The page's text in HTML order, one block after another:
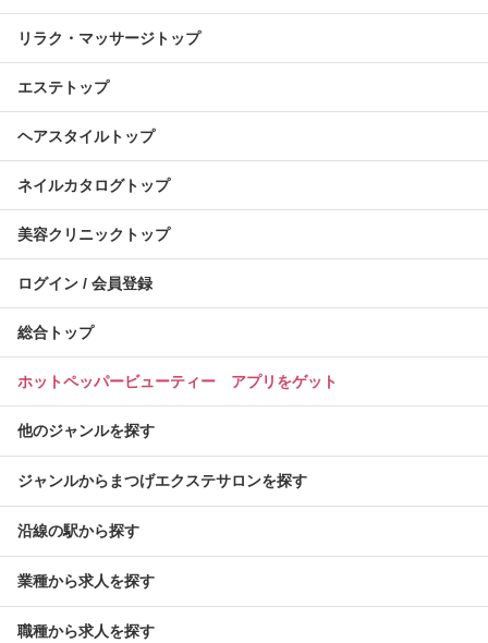
リラク・マッサージトップ
エステトップ
ヘアスタイルトップ
ネイルカタログトップ
美容クリニックトップ
ログイン / 会員登録
総合トップ
ホットペッパービューティー アプリをゲット
他のジャンルを探す
ジャンルからまつげエクステサロンを探す
沿線の駅から探す
業種から求人を探す
職種から求人を探す